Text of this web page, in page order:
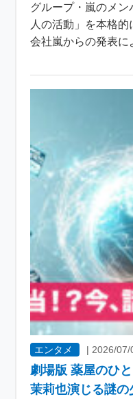
グループ・嵐のメ
人の活動」を本格
会社嵐からの発表
エンタメ |2026/07/
劇場版 薬屋のひ
茉莉也演じる謎